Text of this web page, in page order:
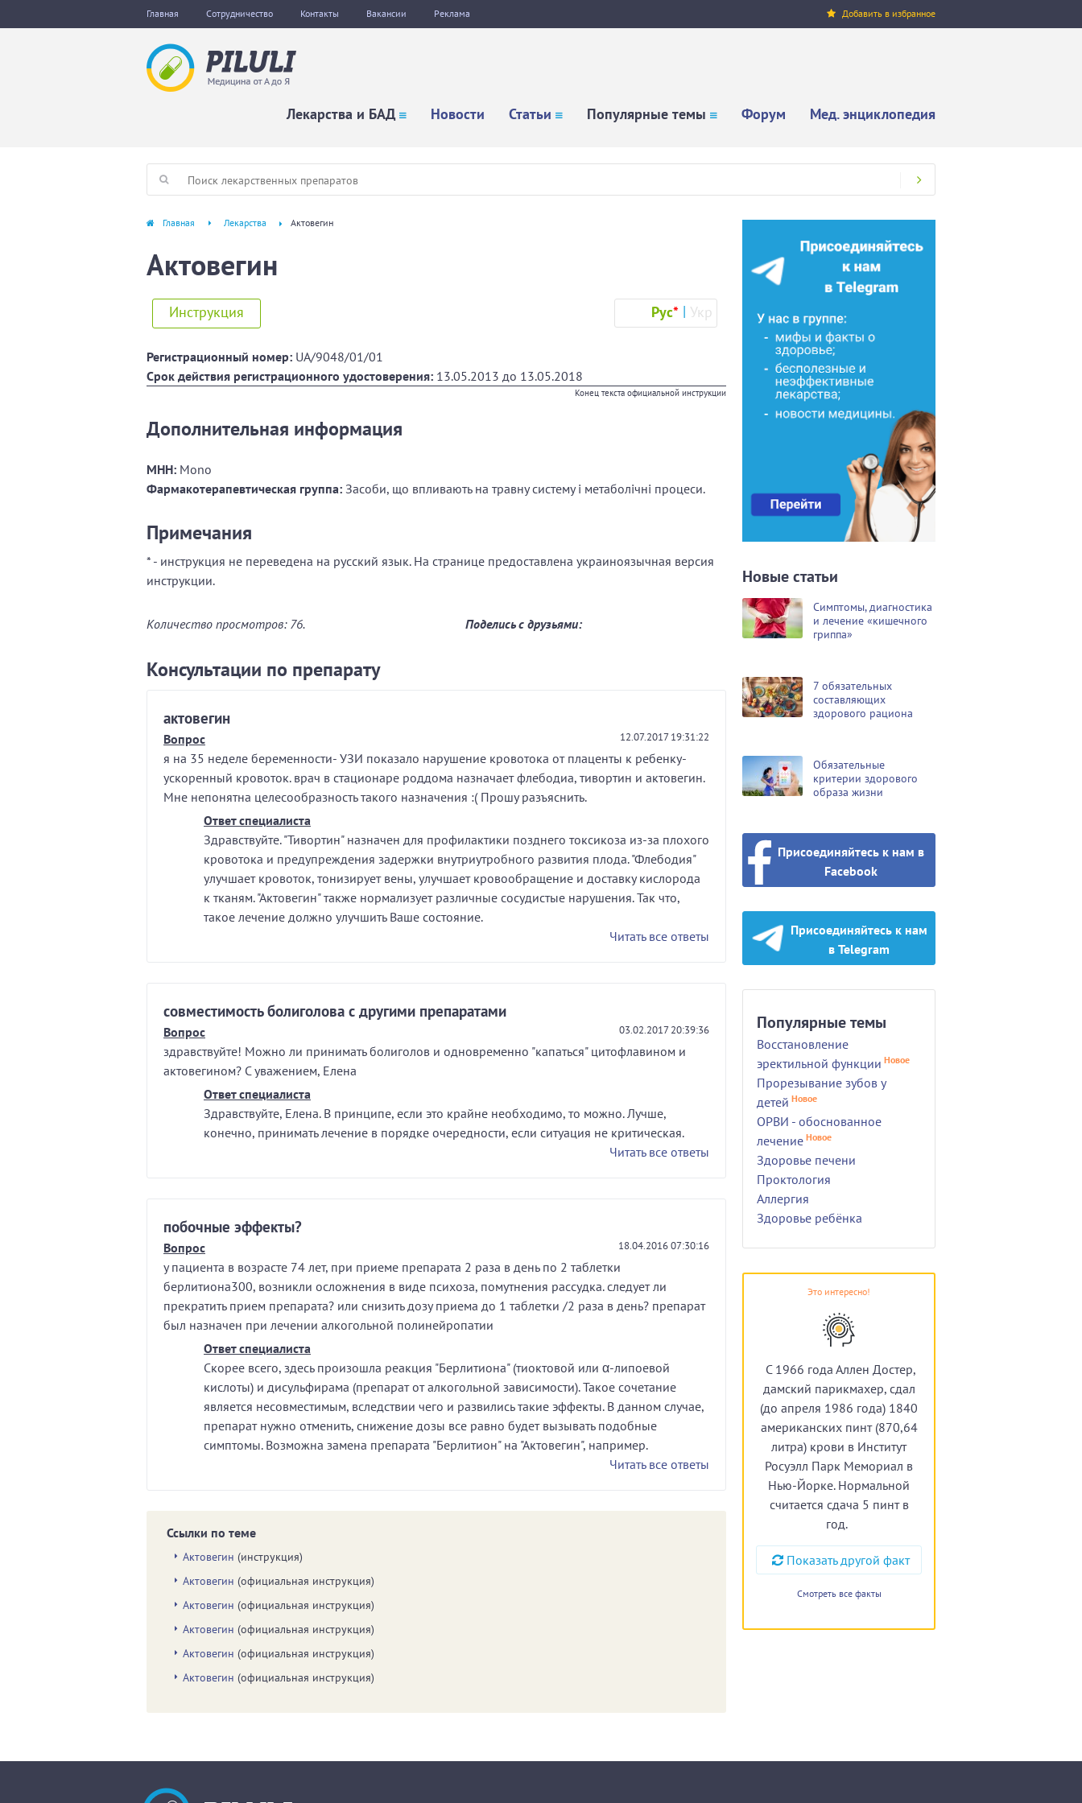
Главная Сотрудничество Контакты Вакансии Реклама Добавить в избранное
Лекарства и БАД Новости Статьи Популярные темы Форум Мед. энциклопедия
Главная Лекарства Актовегин
Актовегин
Инструкция Рус* Укр
Регистрационный номер: UA/9048/01/01
Срок действия регистрационного удостоверения: 13.05.2013 до 13.05.2018
Конец текста официальной инструкции
Дополнительная информация
МНН: Mono
Фармакотерапевтическая группа: Засоби, що впливають на травну систему і метаболічні процеси.
Примечания
* - инструкция не переведена на русский язык. На странице предоставлена украиноязычная версия
инструкции.
Поделись с друзьями:
Количество просмотров: 76.
Консультации по препарату
актовегин
Вопрос 12.07.2017 19:31:22
я на 35 неделе беременности- УЗИ показало нарушение кровотока от плаценты к ребенку-
ускоренный кровоток. врач в стационаре роддома назначает флебодиа, тивортин и актовегин.
Мне непонятна целесообразность такого назначения :( Прошу разъяснить.
Ответ специалиста
Здравствуйте. "Тивортин" назначен для профилактики позднего токсикоза из-за плохого
кровотока и предупреждения задержки внутриутробного развития плода. "Флебодия"
улучшает кровоток, тонизирует вены, улучшает кровообращение и доставку кислорода
к тканям. "Актовегин" также нормализует различные сосудистые нарушения. Так что,
такое лечение должно улучшить Ваше состояние.
Читать все ответы
совместимость болиголова с другими препаратами
Вопрос 03.02.2017 20:39:36
здравствуйте! Можно ли принимать болиголов и одновременно "капаться" цитофлавином и
актовегином? С уважением, Елена
Ответ специалиста
Здравствуйте, Елена. В принципе, если это крайне необходимо, то можно. Лучше,
конечно, принимать лечение в порядке очередности, если ситуация не критическая.
Читать все ответы
побочные эффекты?
Вопрос 18.04.2016 07:30:16
у пациента в возрасте 74 лет, при приеме препарата 2 раза в день по 2 таблетки
берлитиона300, возникли осложнения в виде психоза, помутнения рассудка. следует ли
прекратить прием препарата? или снизить дозу приема до 1 таблетки /2 раза в день? препарат
был назначен при лечении алкогольной полинейропатии
Ответ специалиста
Скорее всего, здесь произошла реакция "Берлитиона" (тиоктовой или α-липоевой
кислоты) и дисульфирама (препарат от алкогольной зависимости). Такое сочетание
является несовместимым, вследствии чего и развились такие эффекты. В данном случае,
препарат нужно отменить, снижение дозы все равно будет вызывать подобные
симптомы. Возможна замена препарата "Берлитион" на "Актовегин", например.
Читать все ответы
Ссылки по теме
Актовегин (инструкция)
Актовегин (официальная инструкция)
Актовегин (официальная инструкция)
Актовегин (официальная инструкция)
Актовегин (официальная инструкция)
Актовегин (официальная инструкция)
Новые статьи
Симптомы, диагностика
и лечение «кишечного
гриппа»
7 обязательных
составляющих
здорового рациона
Обязательные
критерии здорового
образа жизни
Присоединяйтесь к нам в
Facebook
Присоединяйтесь к нам
в Telegram
Популярные темы
Восстановление
эректильной функции Новое
Прорезывание зубов у
детей Новое
ОРВИ - обоснованное
лечение Новое
Здоровье печени
Проктология
Аллергия
Здоровье ребёнка
Это интересно!
С 1966 года Аллен Достер,
дамский парикмахер, сдал
(до апреля 1986 года) 1840
американских пинт (870,64
литра) крови в Институт
Росуэлл Парк Мемориал в
Нью-Йорке. Нормальной
считается сдача 5 пинт в
год.
Показать другой факт
Смотреть все факты